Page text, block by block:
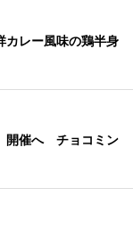
レー風味の鶏半身
開催へ チョコミン